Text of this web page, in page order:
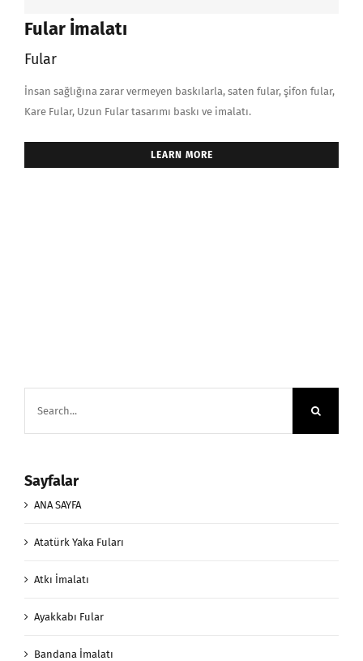
Fular İmalatı
Fular
İnsan sağlığına zarar vermeyen baskılarla, saten fular, şifon fular,
Kare Fular, Uzun Fular tasarımı baskı ve imalatı.
LEARN MORE
for:
Sayfalar
ANA SAYFA
Atatürk Yaka Fuları
Atkı İmalatı
Ayakkabı Fular
Bandana İmalatı